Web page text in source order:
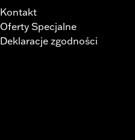
Kontakt
Oferty Specjalne
Deklaracje zgodności